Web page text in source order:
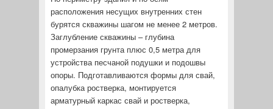
расположения несущих внутренних стен
бурятся скважины шагом не менее 2 метров.
Заглубление скважины – глубина
промерзания грунта плюс 0,5 метра для
устройства песчаной подушки и подошвы
опоры. Подготавливаются формы для свай,
опалубка ростверка, монтируется
арматурный каркас свай и ростверка,